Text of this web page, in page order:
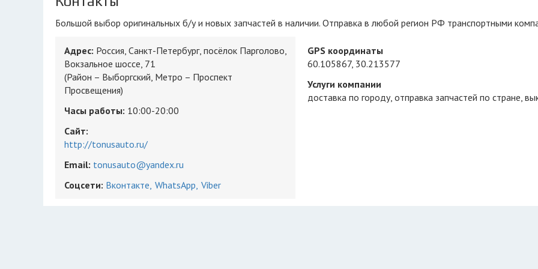
Большой выбор оригинальных б/у и новых запчастей в наличии. Отправка в любой регион РФ транспортными
Адрес: Россия, Санкт-Петербург, посёлок Парголово,
Вокзальное шоссе, 71
(Район – Выборгский, Метро – Проспект
Просвещения)
Часы работы: 10:00-20:00
Сайт:
http://tonusauto.ru/
Email: tonusauto@yandex.ru
Соцсети: Вконтакте WhatsApp Viber
GPS координаты
60.105867, 30.213577
Услуги компании
доставка по городу отправка запчастей по стране